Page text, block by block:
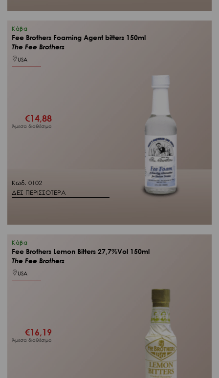
Κωδ. 0102
ΔΕΣ ΠΕΡΙΣΣΟΤΕΡΑ
Κάβα
Fee Brothers Foaming Agent bitters 150ml
The Fee Brothers
USA
€14,88
Άμεσα διαθέσιμο
Κάβα
Fee Brothers Lemon Bitters 27,7%Vol 150ml
The Fee Brothers
USA
€16,19
Άμεσα διαθέσιμο